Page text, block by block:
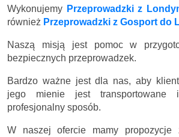
Wykonujemy Przeprowadzki z
również Przeprowadzki z Gosport do
Naszą misją jest pomoc w
bezpiecznych przeprowadzek.
Bardzo ważne jest dla nas, aby
jego mienie jest transportowane
profesjonalny sposób.
W naszej ofercie mamy propozycje